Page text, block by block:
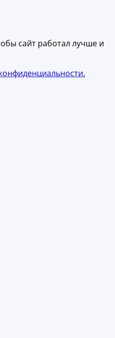
сайт работал лучше и